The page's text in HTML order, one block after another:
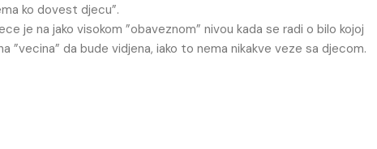
ko dovest djecu”.
je na jako visokom ”obaveznom” nivou kada se radi o bilo kojoj
”vecina” da bude vidjena, iako to nema nikakve veze sa djecom.